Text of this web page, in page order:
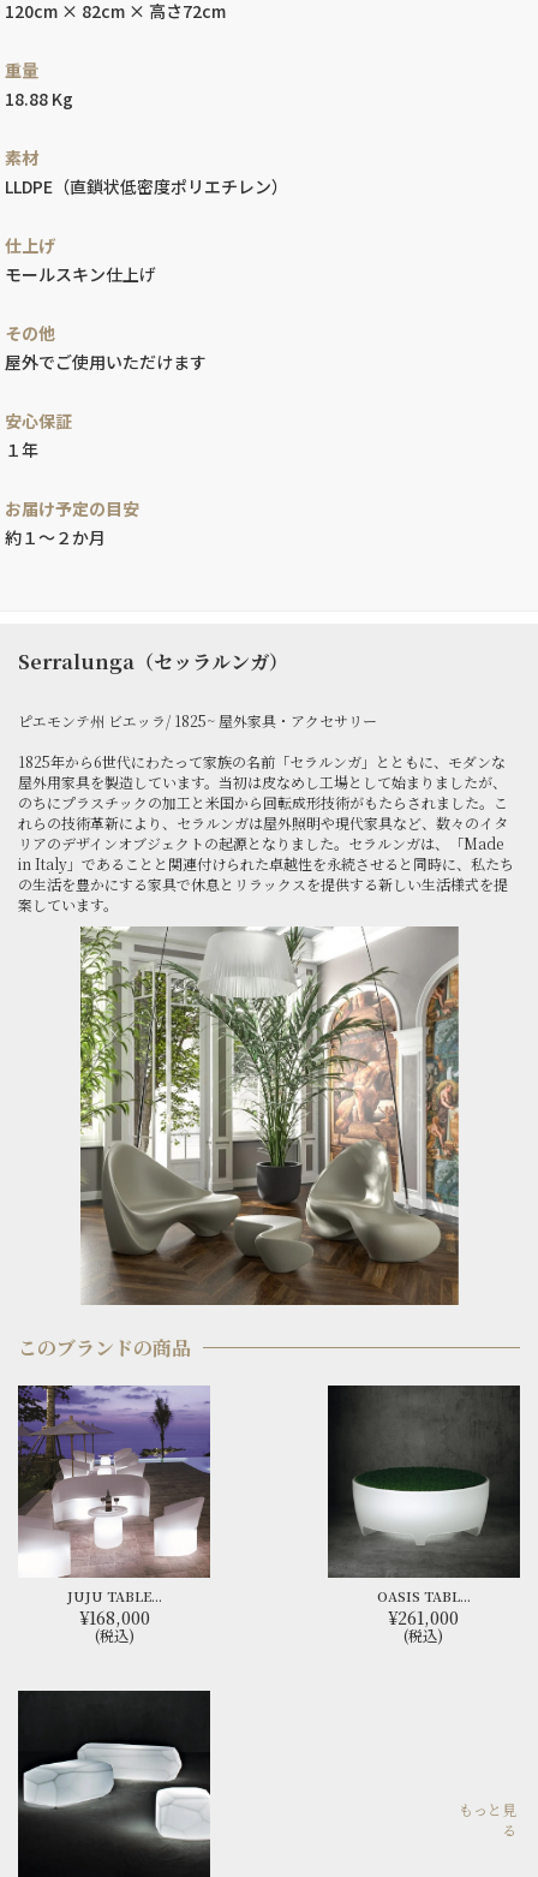
120cm × 82cm × 高さ72cm
重量
18.88 Kg
素材
LLDPE（直鎖状低密度ポリエチレン）
仕上げ
モールスキン仕上げ
その他
屋外でご使用いただけます
安心保証
１年
お届け予定の目安
約１～２か月
Serralunga（セッラルンガ）
ピエモンテ州 ビエッラ/ 1825~ 屋外家具・アクセサリー
1825年から6世代にわたって家族の名前「セラルンガ」とともに、モダンな
屋外用家具を製造しています。当初は皮なめし工場として始まりましたが、
のちにプラスチックの加工と米国から回転成形技術がもたらされました。こ
れらの技術革新により、セラルンガは屋外照明や現代家具など、数々のイタ
リアのデザインオブジェクトの起源となりました。セラルンガは、「Made
in Italy」であることと関連付けられた卓越性を永続させると同時に、私たち
の生活を豊かにする家具で休息とリラックスを提供する新しい生活様式を提
案しています。
このブランドの商品
JUJU TABLE...
¥168,000
(税込)
OASIS TABL...
¥261,000
(税込)
もっと見
る